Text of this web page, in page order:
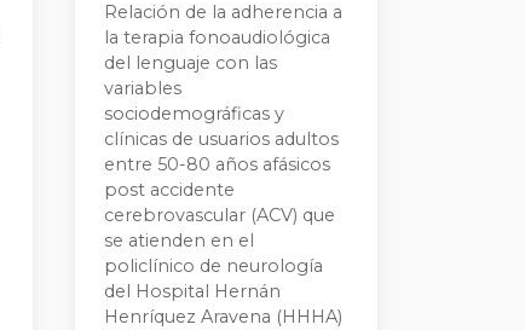
Relación de la adherencia a
la terapia fonoaudiológica
del lenguaje con las
variables
sociodemográficas y
clínicas de usuarios adultos
entre 50-80 años afásicos
post accidente
cerebrovascular (ACV) que
se atienden en el
policlínico de neurología
del Hospital Hernán
Henríquez Aravena (HHHA)